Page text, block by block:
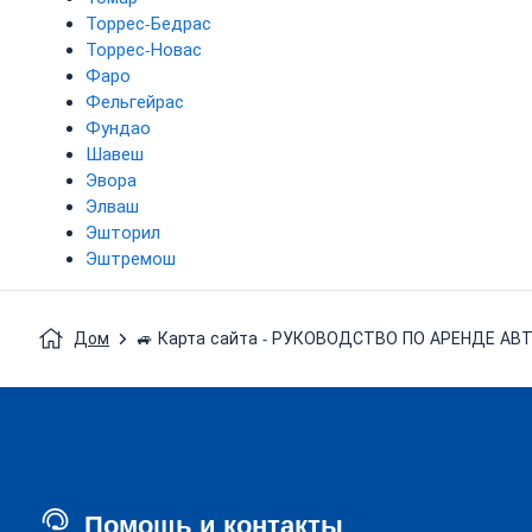
Торрес-Бедрас
Торрес-Новас
Фаро
Фельгейрас
Фундао
Шавеш
Эвора
Элваш
Эшторил
Эштремош
Дом 🚙 Карта сайта - РУКОВОДСТВО ПО АРЕНДЕ
Помощь и контакты